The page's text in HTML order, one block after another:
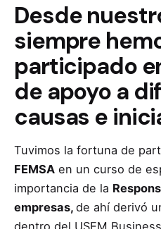
Desde
siempre
participado
de apoyo a
causas e
Tuvimos la fortuna de
FEMSA en un curso de
importancia de la
empresas, de ahí derivó